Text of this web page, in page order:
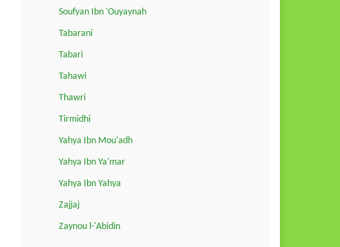
Soufyan Ibn 'Ouyaynah
Tabarani
Tabari
Tahawi
Thawri
Tirmidhi
Yahya Ibn Mou'adh
Yahya Ibn Ya'mar
Yahya Ibn Yahya
Zajjaj
Zaynou l-'Abidin